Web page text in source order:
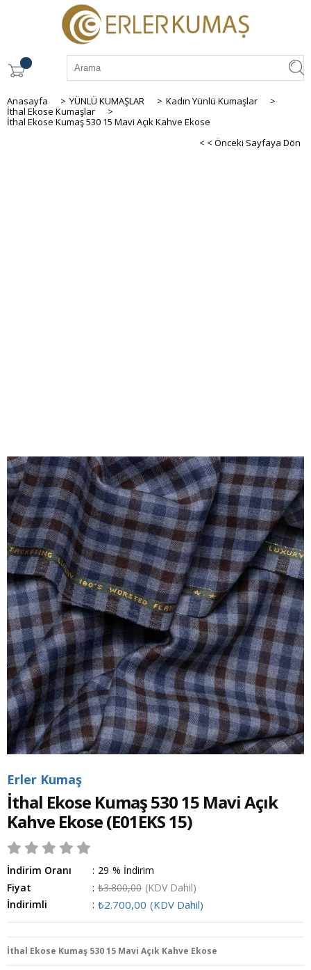
Anasayfa > YÜNLÜ KUMAŞLAR > Kadın Yünlü Kumaşlar
>
İthal Ekose Kumaşlar
>
İthal Ekose Kumaş 530 15 Mavi Açık Kahve Ekose
< < Önceki Sayfaya Dön
Erler Kumaş
İthal Ekose Kumaş 530 15 Mavi Açık
Kahve Ekose(E01EKS 15)
İndirim Oranı : %
29
İndirim
Fiyat
: ₺3.800,00 (KDV Dahil)
İndirimli
: ₺2.700,00 (KDV Dahil)
İthal Ekose Kumaş 530 15 Mavi Açık Kahve Ekose